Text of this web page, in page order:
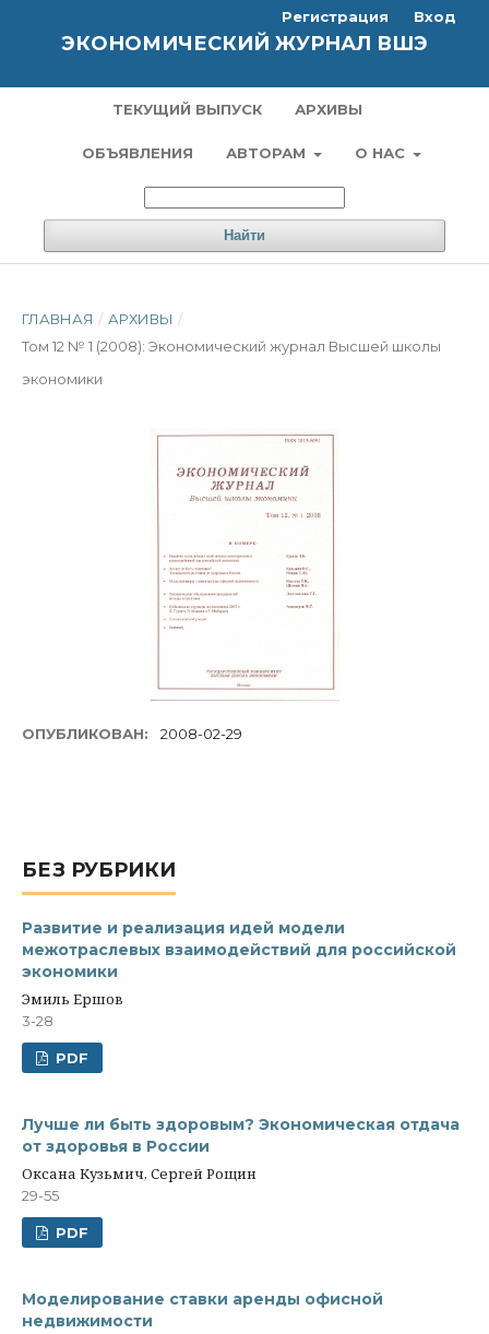
ЭКОНОМИЧЕСКИЙ ЖУРНАЛ ВШЭ
ТЕКУЩИЙ ВЫПУСК АРХИВЫ
ОБЪЯВЛЕНИЯ АВТОРАМ О НАС
Найти
Регистрация Вход
ГЛАВНАЯ / АРХИВЫ /
Том 12 № 1 (2008): Экономический журнал Высшей школы
экономики
ОПУБЛИКОВАН: 2008-02-29
БЕЗ РУБРИКИ
Развитие и реализация идей модели
межотраслевых взаимодействий для российской
экономики
Эмиль Ершов
3-28
PDF
Лучше ли быть здоровым? Экономическая отдача
от здоровья в России
Оксана Кузьмич, Сергей Рощин
29-55
PDF
Моделирование ставки аренды офисной
недвижимости